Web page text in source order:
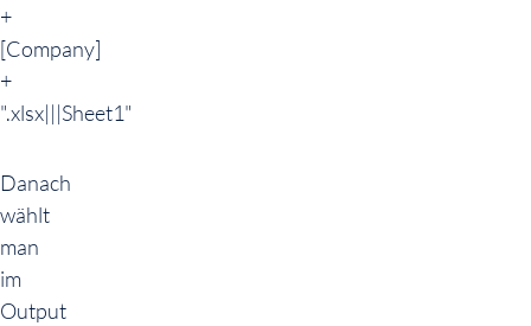
+
[Company]
+
".xlsx|||Sheet1"
Danach
wählt
man
im
Output